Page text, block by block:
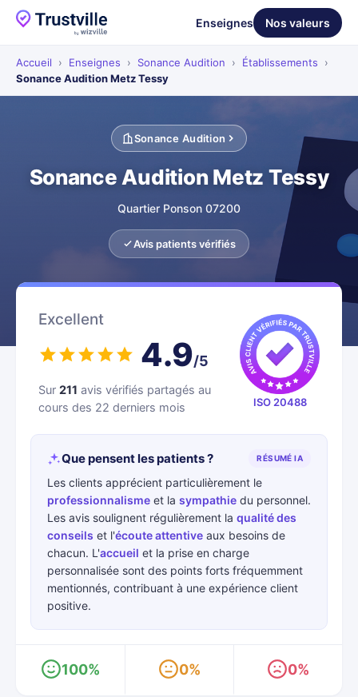
Enseignes Nos valeurs
Accueil › Enseignes › Sonance Audition › Établissements
›
Sonance Audition Metz Tessy
Sonance Audition
Sonance Audition Metz Tessy
Quartier Ponson 07200
Avis patients vérifiés
Excellent
4.9/5
Sur 211 avis vérifiés partagés au
cours des 22 derniers mois
ISO 20488
Que pensent les patients ? RÉSUMÉ IA
Les clients apprécient particulièrement le
professionnalisme et la sympathie du personnel.
Les avis soulignent régulièrement la qualité des
conseils et l'écoute attentive aux besoins de
chacun. L'accueil et la prise en charge
personnalisée sont des points forts fréquemment
mentionnés, contribuant à une expérience client
positive.
100% 0% 0%